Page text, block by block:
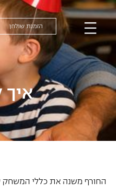
הזמנת שולחן
איך
החורף משנה את כללי המשחק